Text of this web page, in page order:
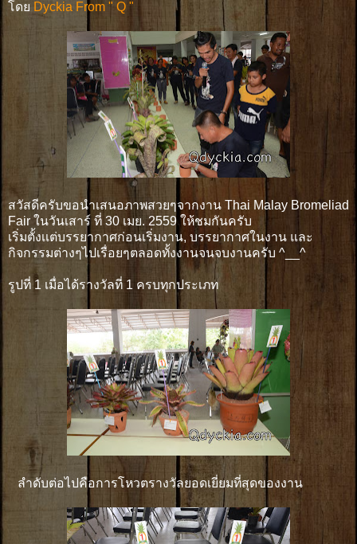
โดย Dyckia From " Q "
สวัสดีครับขอนำเสนอภาพสวยๆจากงาน Thai Malay Bromeliad
Fair ในวันเสาร์ ที่ 30 เมย. 2559 ให้ชมกันครับ
เริ่มตั้งเเต่บรรยากาศก่อนเริ่มงาน, บรรยากาศในงาน และ
กิจกรรมต่างๆไปเรื่อยๆตลอดทั้งงานจนจบงานครับ ^__^
รูปที่ 1 เมื่อได้รางวัลที่ 1 ครบทุกประเภท
ลำดับต่อไปคือการโหวตรางวัลยอดเยี่ยมที่สุดของงาน